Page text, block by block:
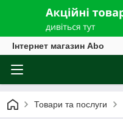
Інтернет магазин Abo
Товари та послуги